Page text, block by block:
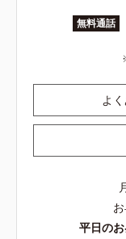
無料通話
よ
平日の